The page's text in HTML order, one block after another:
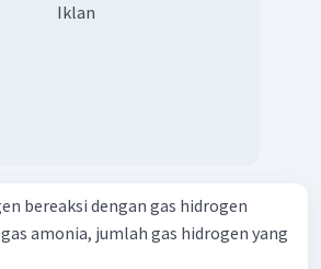
Iklan
bereaksi dengan gas hidrogen
amonia, jumlah gas hidrogen yang